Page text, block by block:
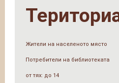
Жители на населеното място
Потребители на библиотеката
от тях: до 14